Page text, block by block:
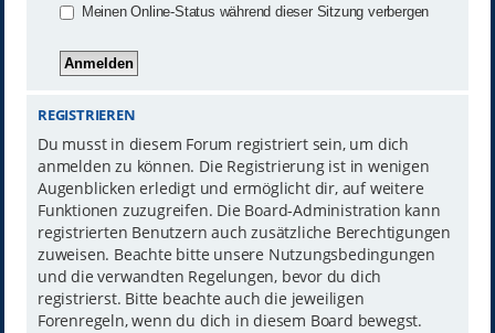
Meinen Online-Status während dieser Sitzung verbergen
REGISTRIEREN
Du musst in diesem Forum registriert sein, um dich
anmelden zu können. Die Registrierung ist in wenigen
Augenblicken erledigt und ermöglicht dir, auf weitere
Funktionen zuzugreifen. Die Board-Administration kann
registrierten Benutzern auch zusätzliche Berechtigungen
zuweisen. Beachte bitte unsere Nutzungsbedingungen
und die verwandten Regelungen, bevor du dich
registrierst. Bitte beachte auch die jeweiligen
Forenregeln, wenn du dich in diesem Board bewegst.